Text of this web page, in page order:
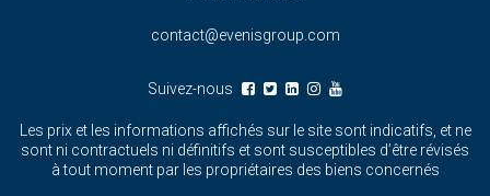
contact@evenisgroup.com
Suivez-nous
Les prix et les informations affichés sur le site sont indicatifs, et ne
sont ni contractuels ni définitifs et sont susceptibles d’être révisés
à tout moment par les propriétaires des biens concernés